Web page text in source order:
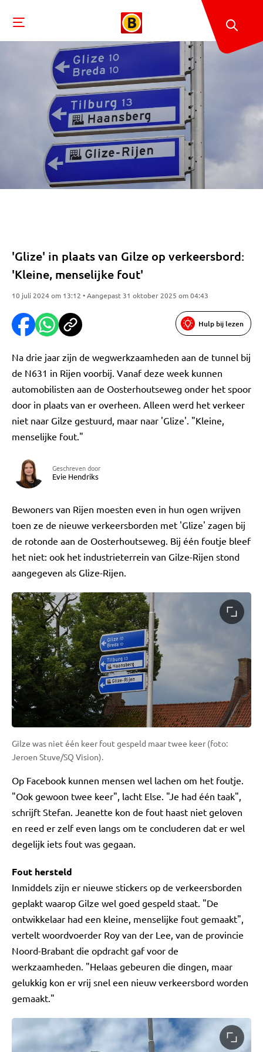
'Glize' in plaats van Gilze op verkeersbord:
'Kleine, menselijke fout'
10 juli 2024 om 13:12 • Aangepast 31 oktober 2025 om 04:43
Hulp bij lezen
Na drie jaar zijn de wegwerkzaamheden aan de tunnel bij
de N631 in Rijen voorbij. Vanaf deze week kunnen
automobilisten aan de Oosterhoutseweg onder het spoor
door in plaats van er overheen. Alleen werd het verkeer
niet naar Gilze gestuurd, maar naar 'Glize'. "Kleine,
menselijke fout."
Geschreven door
Evie Hendriks
Bewoners van Rijen moesten even in hun ogen wrijven
toen ze de nieuwe verkeersborden met 'Glize' zagen bij
de rotonde aan de Oosterhoutseweg. Bij één foutje bleef
het niet: ook het industrieterrein van Gilze-Rijen stond
aangegeven als Glize-Rijen.
Gilze was niet één keer fout gespeld maar twee keer (foto:
Jeroen Stuve/SQ Vision).
Op Facebook kunnen mensen wel lachen om het foutje.
"Ook gewoon twee keer", lacht Else. "Je had één taak",
schrijft Stefan. Jeanette kon de fout haast niet geloven
en reed er zelf even langs om te concluderen dat er wel
degelijk iets fout was gegaan.
Fout hersteld
Inmiddels zijn er nieuwe stickers op de verkeersborden
geplakt waarop Gilze wel goed gespeld staat. "De
ontwikkelaar had een kleine, menselijke fout gemaakt",
vertelt woordvoerder Roy van der Lee, van de provincie
Noord-Brabant die opdracht gaf voor de
werkzaamheden. "Helaas gebeuren die dingen, maar
gelukkig kon er vrij snel een nieuw verkeersbord worden
gemaakt."